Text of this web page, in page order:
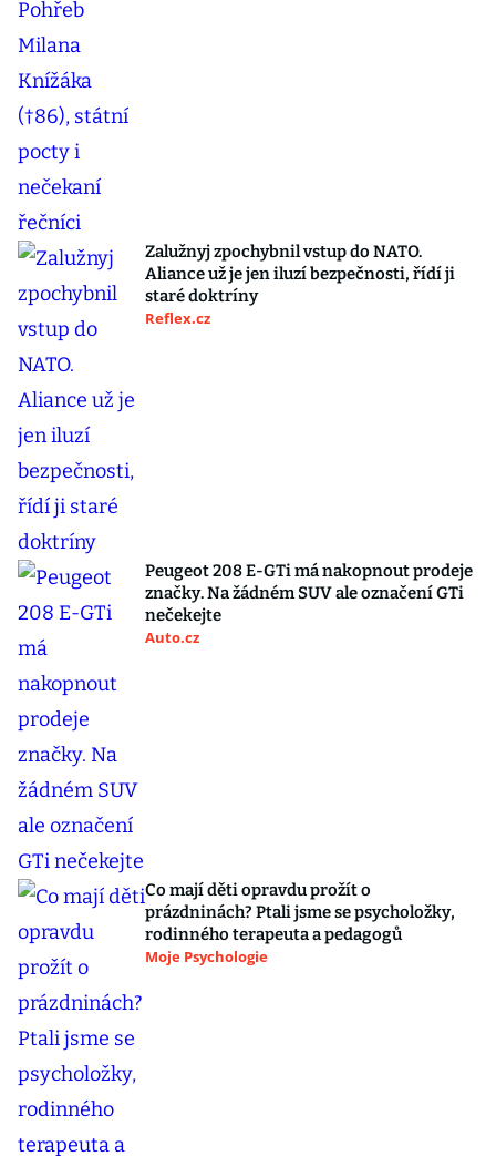
Zalužnyj zpochybnil vstup do NATO.
Aliance už je jen iluzí bezpečnosti, řídí ji
staré doktríny
Reflex.cz
Peugeot 208 E-GTi má nakopnout prodeje
značky. Na žádném SUV ale označení GTi
nečekejte
Auto.cz
Co mají děti opravdu prožít o
prázdninách? Ptali jsme se psycholožky,
rodinného terapeuta a pedagogů
Moje Psychologie